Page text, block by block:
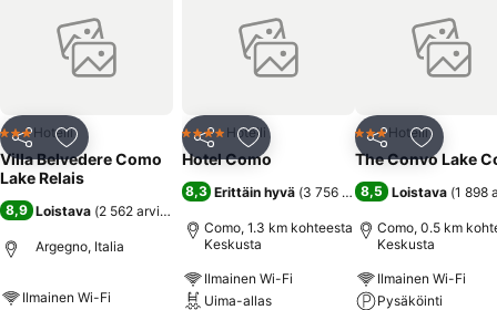
Jaa Lisää suosikkeihin
3 Tähtiluokitus
Hotelli
Villa Belvedere Como
Lake Relais
8,9 Loistava (2 562 arviota
Argegno, Italia
Ilmainen Wi-Fi
Jaa Lisää suosikkeihin
4 Tähtiluokitus
Hotelli
Hotel Como
8,3 Erittäin hyvä (3 756 arviota )
Como, 1.3 km kohteesta
Keskusta
Ilmainen Wi-Fi
Uima-allas
Jaa Lisää
3 Tähtiluokitus
Hotelli
The Convo Lake
8,5 Loistava (1 898
Como, 0.5 km
Keskusta
Ilmainen Wi-Fi
Pysäköinti